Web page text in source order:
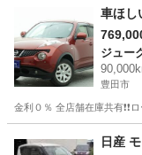
庄
車ほし
ジュー
豊田市
金利０％ 全店舗在庫共有
ジュー
日産